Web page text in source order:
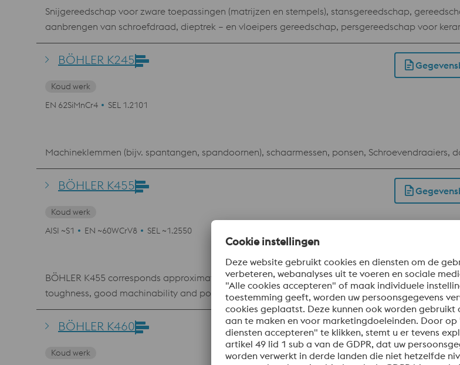
Snijgereedschap voor zware toepassingen (matrijzen en stempels), stansgereedschap,
aanbrengen van schroefdraad, dieptrek – en vloeipers gereedschap, persgereedschap voor
meetgereedschap, kunststofmatrijzen waarbij zeer hoge slijtvastheid is benodigd.
BÖHLER K245
Koud werk
EN 62SiMnCr4
SEL 1.2101
Machineklemmen (bijv. spantangen, spandoornen), schaarmessen, ponsen,
BÖHLER K455
Koud werk
AISI ~S1
EN ~60WCrV8 SEL ~1.2550
BÖHLER K455 corresponds approximately to the material 1.2550 (~60WCrV7, ~S1) in terms of
toughness, good machinability and polishability. BÖHLER K455 offers the advantage of simple
tempering. BÖHLER K455 is widely used in the field of punching and cutting tools as well as in
BÖHLER K460
Koud werk